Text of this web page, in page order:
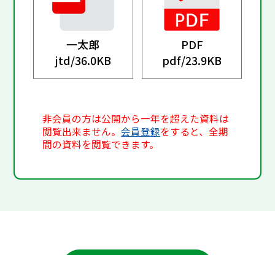
一太郎
jtd/36.0KB
PDF
pdf/23.9KB
非会員の方は公開から一年を超えた資料は
閲覧出来ません。会員登録をすると、全期
間の資料を閲覧できます。